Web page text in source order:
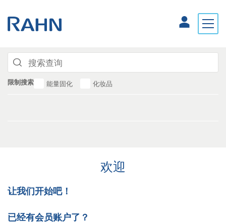
限制搜索 能量固化 化妆品
欢迎
让我们开始吧！
已经有会员账户了？